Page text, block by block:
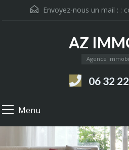
Envoyez-nous un mail : :
AZ
Agence
06 32
Menu